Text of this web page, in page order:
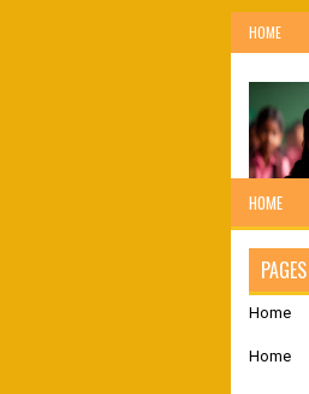
HOME
HOME
PAGES
Home
Home